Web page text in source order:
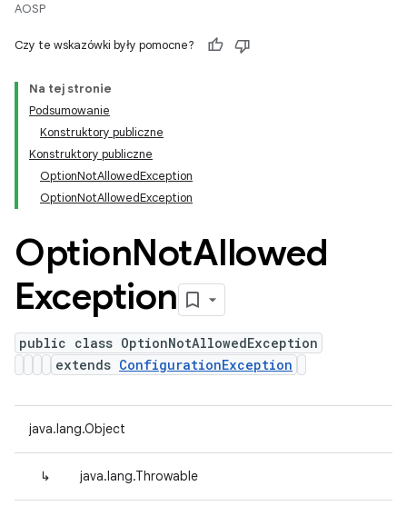
AOSP
Czy te wskazówki były pomocne?
Na tej stronie
Podsumowanie
Konstruktory publiczne
Konstruktory publiczne
OptionNotAllowedException
OptionNotAllowedException
OptionNotAllowed
Exception
public class OptionNotAllowedException
extends ConfigurationException
java.lang.Object
↳ java.lang.Throwable